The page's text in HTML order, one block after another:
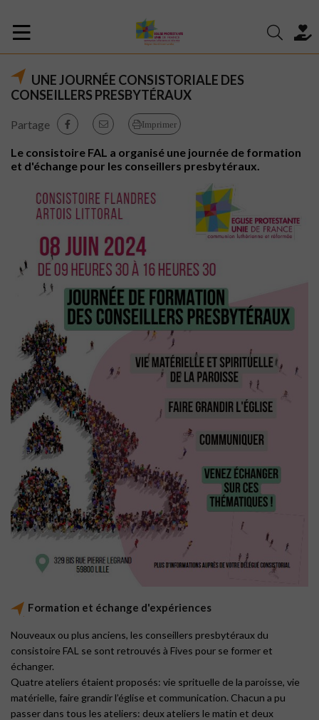
UNE JOURNÉE CONSISTORIALE DES
CONSEILLERS PRESBYTÉRAUX
Partage Imprimer
Le consistoire FAL a organisé une journée de formation
et d'échange pour les conseillers presbytéraux.
Formation et échange d'expériences
Nouveaux ou plus anciens, les conseillers presbytéraux du
consistoire FAL se sont retrouvés à Fives pour se former et
échanger.
Quatre ateliers étaient proposés: vie sprituelle de la paroisse, vie
matérielle, faire grandir l’église et communication. Chacun a pu
passer dans tous les ateliers: deux ateliers le matin et deux